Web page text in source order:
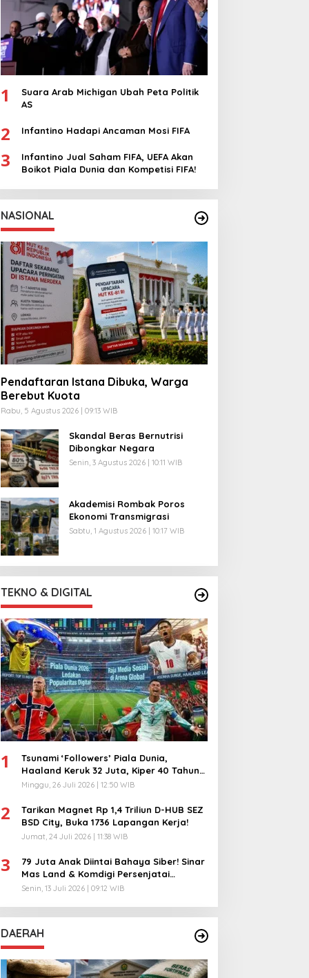
1
Suara Arab Michigan Ubah Peta Politik
AS
2 Infantino Hadapi Ancaman Mosi FIFA
3
Infantino Jual Saham FIFA, UEFA Akan
Boikot Piala Dunia dan Kompetisi FIFA!
NASIONAL
Pendaftaran Istana Dibuka, Warga
Berebut Kuota
Rabu, 5 Agustus 2026 | 09:13 WIB
Skandal Beras Bernutrisi
Dibongkar Negara
Senin, 3 Agustus 2026 | 10:11 WIB
Akademisi Rombak Poros
Ekonomi Transmigrasi
Sabtu, 1 Agustus 2026 | 10:17 WIB
TEKNO & DIGITAL
1
Tsunami ‘Followers’ Piala Dunia,
Haaland Keruk 32 Juta, Kiper 40 Tahun
Bikin Geger!
Minggu, 26 Juli 2026 | 12:50 WIB
2
Tarikan Magnet Rp 1,4 Triliun D-HUB SEZ
BSD City, Buka 1736 Lapangan Kerja!
Jumat, 24 Juli 2026 | 11:38 WIB
3
79 Juta Anak Diintai Bahaya Siber! Sinar
Mas Land & Komdigi Persenjatai
Ratusan Guru!
Senin, 13 Juli 2026 | 09:12 WIB
DAERAH